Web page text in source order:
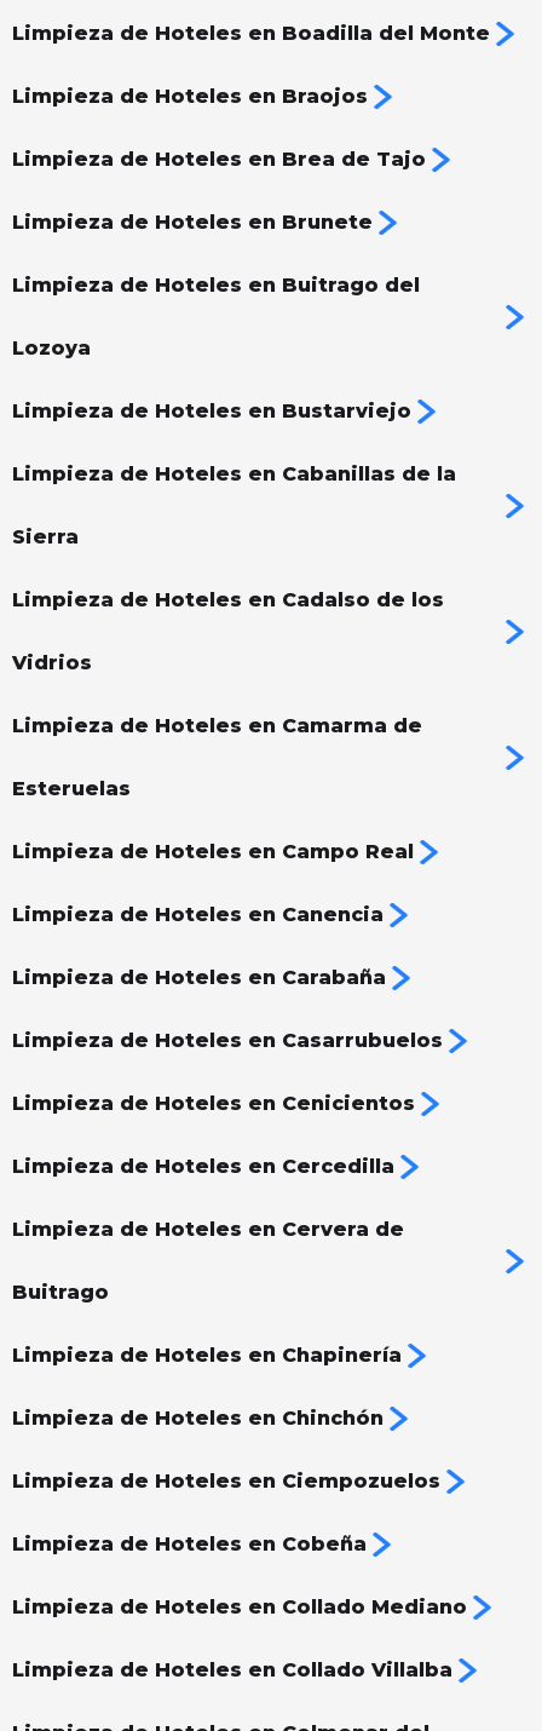
Limpieza de Hoteles en Boadilla del Monte
Limpieza de Hoteles en Braojos
Limpieza de Hoteles en Brea de Tajo
Limpieza de Hoteles en Brunete
Limpieza de Hoteles en Buitrago del
Lozoya
Limpieza de Hoteles en Bustarviejo
Limpieza de Hoteles en Cabanillas de la
Sierra
Limpieza de Hoteles en Cadalso de los
Vidrios
Limpieza de Hoteles en Camarma de
Esteruelas
Limpieza de Hoteles en Campo Real
Limpieza de Hoteles en Canencia
Limpieza de Hoteles en Carabaña
Limpieza de Hoteles en Casarrubuelos
Limpieza de Hoteles en Cenicientos
Limpieza de Hoteles en Cercedilla
Limpieza de Hoteles en Cervera de
Buitrago
Limpieza de Hoteles en Chapinería
Limpieza de Hoteles en Chinchón
Limpieza de Hoteles en Ciempozuelos
Limpieza de Hoteles en Cobeña
Limpieza de Hoteles en Collado Mediano
Limpieza de Hoteles en Collado Villalba